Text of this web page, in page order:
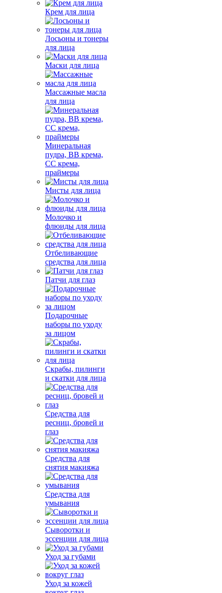
Крем для лица
Лосьоны и тонеры
для лица
Маски для лица
Массажные масла
для лица
Минеральная
пудра, BB крема,
СС крема,
праймеры
Мисты для лица
Молочко и
флюиды для лица
Отбеливающие
средства для лица
Патчи для глаз
Подарочные
наборы по уходу
за лицом
Скрабы, пилинги
и скатки для лица
Средства для
ресниц, бровей и
глаз
Средства для
снятия макияжа
Средства для
умывания
Сыворотки и
эссенции для лица
Уход за губами
Уход за кожей